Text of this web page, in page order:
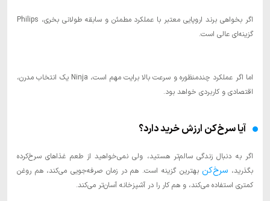
اگر بخواهی برند اروپایی معتبر با عملکرد مطمئن و سابقه طولانی بخری، Philips
گزینه‌ای عالی است.
اما اگر عملکرد چندمنظوره و سرعت بالا برایت مهم است، Ninja یک انتخاب مدرن،
اقتصادی و کاربردی خواهد بود.
آیا سرخ‌کن ارزش خرید دارد؟
اگر به دنبال زندگی سالم‌تر هستید، ولی نمی‌خواهید از طعم غذاهای سرخ‌کرده
بگذرید، سرخ‌کن بهترین گزینه است. هم در زمان صرفه‌جویی می‌کند، هم روغن
کمتری استفاده می‌کند، و هم کار را در آشپزخانه آسان‌تر می‌کند.